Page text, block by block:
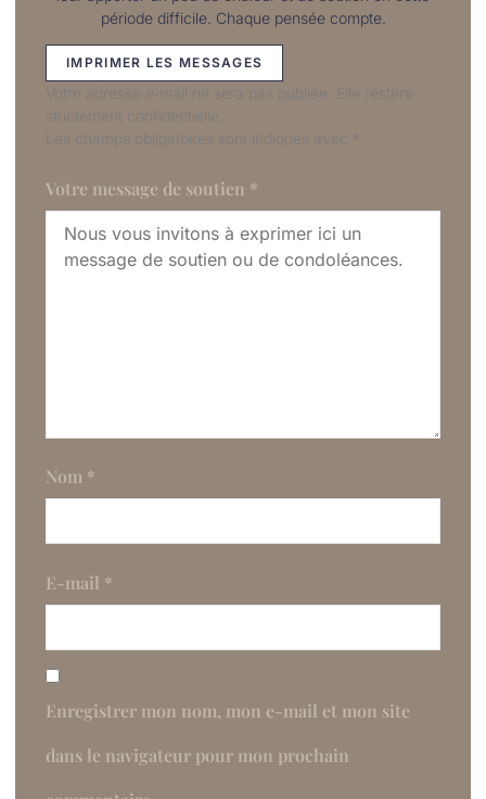
période difficile. Chaque pensée compte.
IMPRIMER LES MESSAGES
Votre adresse e‑mail ne sera pas publiée. Elle restera
strictement confidentielle.
Les champs obligatoires sont indiqués avec
*
Votre message de soutien *
Nom *
E-mail *
Enregistrer mon nom, mon e-mail et mon site
dans le navigateur pour mon prochain